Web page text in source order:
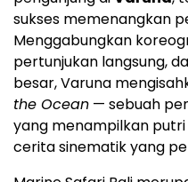
sukses memenangkan
Menggabungkan
pertunjukan langsung,
besar, Varuna
the Ocean — sebuah
yang menampilkan
cerita sinematik yang